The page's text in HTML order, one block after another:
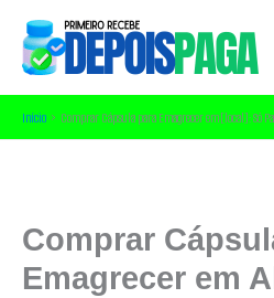
para
conteúdo
Início Comprar Cápsula para Emagrecer em [local]: Só
Comprar
Emagrecer em